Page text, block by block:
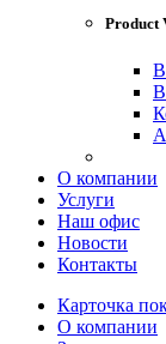
Product
О компании
Услуги
Наш офис
Новости
Контакты
Карточка
О компании